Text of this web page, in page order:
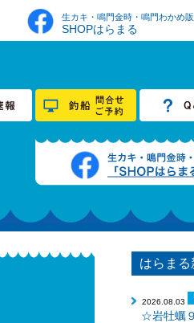
生カキ・鳴門金時・鳴門わかめ
SHOPはらまる
はらまる
2026.08.03
☆岩牡蠣